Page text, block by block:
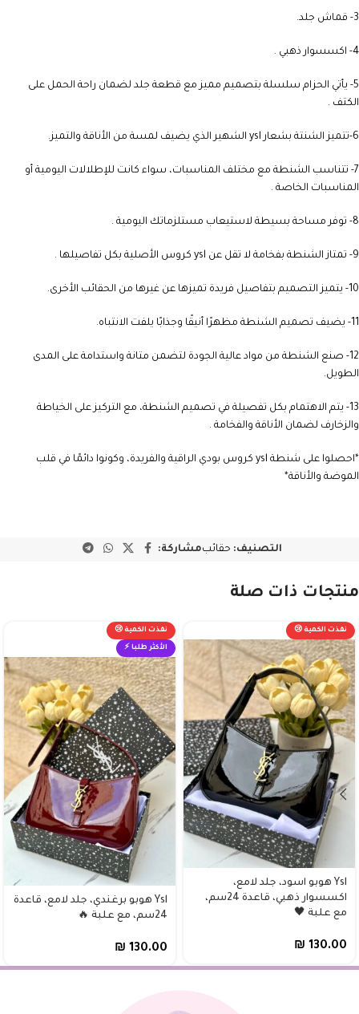
3- قماش جلد.
4- اكسسوار ذهبي .
5- يأتي الحزام سلسلة بتصميم مميز مع قطعة جلد لضمان راحة الحمل على
الكتف .
6-تتميز الشنتة بشعار ysl الشهير الذي يضيف لمسة من الأناقة والتميز.
7- تتناسب الشنطة مع مختلف المناسبات، سواء كانت للإطلالات اليومية أو
المناسبات الخاصة .
8- توفر مساحة بسيطة لاستيعاب مستلزماتك اليومية .
9- تمتاز الشنطة بفخامة لا تقل عن ysl كروس الأصلية بكل تفاصيلها .
10- يتميز التصميم بتفاصيل فريدة تميزها عن غيرها من الحقائب الأخرى.
11- يضيف تصميم الشنطة مظهرًا أنيقًا وجذابًا يلفت الانتباه.
12- صنع الشنطة من مواد عالية الجودة لتضمن متانة واستدامة على المدى
الطويل.
13- يتم الاهتمام بكل تفصيلة في تصميم الشنطة، مع التركيز على الخياطة
والزخارف لضمان الأناقة والفخامة .
*احصلوا على شنطة ysl كروس بودي الراقية والفريدة، وكونوا دائمًا في قلب
الموضة والأناقة*
التصنيف: حقائبمشاركة:
منتجات ذات صلة
نفذت الكمية 😢
Ysl هوبو اسود، جلد لامع،
اكسسوار ذهبي، قاعدة 24سم،
مع علبة 🖤
₪ 130.00
نفذت الكمية 😢
الأكثر طلبا ⚡
Ysl هوبو برغندي، جلد لامع، قاعدة
24سم، مع علبة 🔥
₪ 130.00